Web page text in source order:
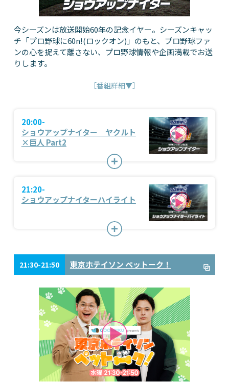
今シーズンは放送開始60年の記念イヤー。シーズンキャッ
チ「プロ野球に60n!(ロックオン)」のもと、プロ野球ファ
ンの心を捉えて離さない、プロ野球情報や企画満載でお送
りします。
［番組詳細▼］
20:00-
ショウアップナイター ヤクルト
×巨人 Part2
21:20-
ショウアップナイターハイライト
21:30-21:50 東京ホテイソン ペットーク！